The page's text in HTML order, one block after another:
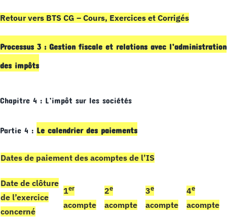
Retour vers BTS CG – Cours, Exercices et Corrigés
Processus 3 : Gestion fiscale et relations avec l’administration
des impôts
Chapitre 4 : L’impôt sur les sociétés
Partie 4 : Le calendrier des paiements
Dates de paiement des acomptes de l’IS
Date de clôture
de l’exercice
concerné
1er
acompte
2e
acompte
3e
acompte
4e
acompte